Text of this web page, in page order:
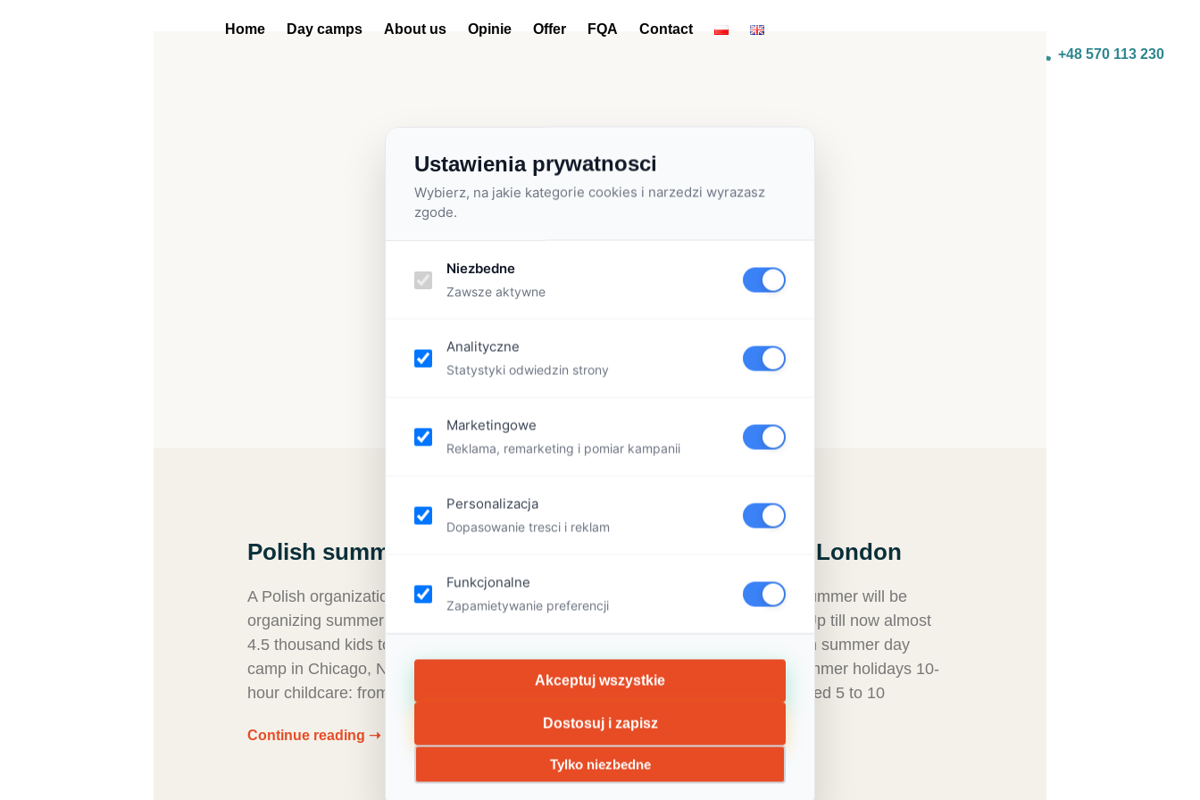
Home Day camps About us Opinie Offer FQA
Contact
+48 570 113 230
Category:
Polish summer day camp in Chicago, New York and London
A Polish organization, which has been already very successful In Poland, this summer will be
organizing summer day camps for children in Chicago, New York and London. Up till now almost
4.5 thousand kids took part in camps run by Mały Geniusz (Little Genius). Polish summer day
camp in Chicago, New York and London A day camp in Polish during whole summer holidays 10-
hour childcare: from 7.30 am to 6:00 pm, from Monday to Friday For children aged 5 to 10
Continue reading ➝
Ustawienia prywatnosci
Wybierz, na jakie kategorie cookies i narzedzi wyrazasz
zgode.
Niezbedne
Zawsze aktywne
Analityczne
Statystyki odwiedzin strony
Marketingowe
Reklama, remarketing i pomiar kampanii
Personalizacja
Dopasowanie tresci i reklam
Funkcjonalne
Zapamietywanie preferencji
Akceptuj wszystkie
Dostosuj i zapisz
Tylko niezbedne